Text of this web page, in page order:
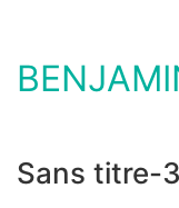
Sans titre-3